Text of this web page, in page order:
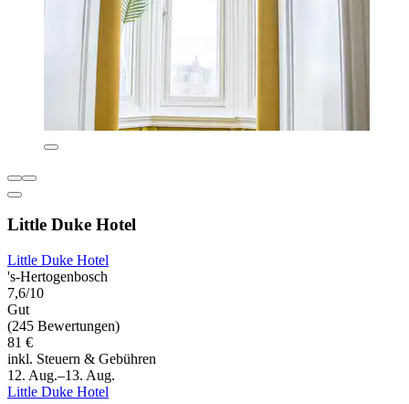
Little Duke Hotel
Little Duke Hotel
's-Hertogenbosch
7,6/10
Gut
(245 Bewertungen)
81 €
inkl. Steuern & Gebühren
12. Aug.–13. Aug.
Little Duke Hotel